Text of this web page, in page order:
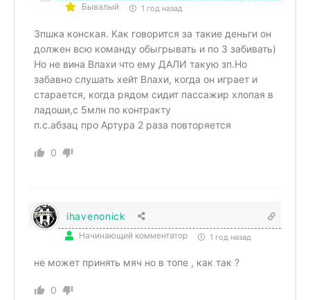
Бывалый 1 год назад
Зпшка конская. Как говорится за такие деньги он
должен всю команду обыгрывать и по 3 забивать)
Но не вина Влахи что ему ДАЛИ такую зп.Но
забавно слушать хейт Влахи, когда он играет и
старается, когда рядом сидит пассажир хлопая в
ладоши,с 5млн по контракту
п.с.абзац про Артура 2 раза повторяется
0
ihavenonick
Начинающий комментатор 1 год назад
не может принять мяч но в топе , как так ?
0